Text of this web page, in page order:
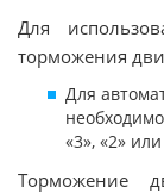
Для
торможения
Для
«3», «2»
Торможение